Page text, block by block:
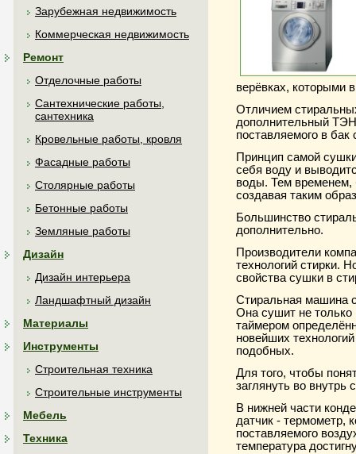
Зарубежная недвижимость
Коммерческая недвижимость
Ремонт
Отделочные работы
Сантехнические работы,
сантехника
Кровельные работы, кровля
Фасадные работы
Столярные работы
Бетонные работы
Земляные работы
Дизайн
Дизайн интерьера
Ландшафтный дизайн
Материалы
Инструменты
Строительная техника
Строительные инструменты
Мебель
Техника
верёвках, которыми
Отличием
дополнительный
поставляемого в
Принцип самой
себя воду и
воды. Тем временем,
создавая таким
Большинство
дополнительно.
Производители
технологий стирки.
свойства сушки в
Стиральная машина
Она сушит не только
таймером
новейших
подобных.
Для того, чтобы
заглянуть во
В нижней части
датчик - термометр,
поставляемого
температура